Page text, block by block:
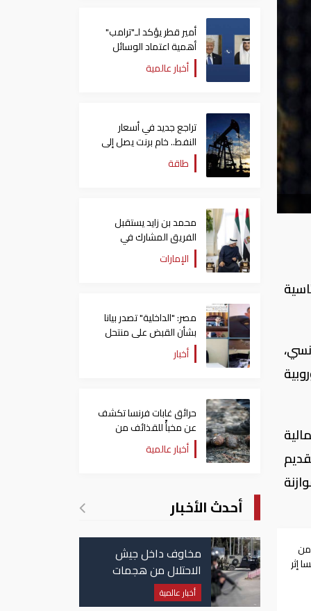
إثر
أمير قطر يؤكد لـ"ترامب"
أهمية اعتماد الوسائل
الدبلوماسية لمعالجة
القضايا
أخبار عالمية
تراجع جديد في أسعار
النفط.. خام برنت يصل إلى
80.66 دولاراً للبرميل
طاقة
محمد بن زايد يستقبل
الفريق المشارك في
ويتبادل الأحاديث الودية
الإمارات
مصر: "الداخلية" تصدر بيانا
بشأن القبض على منتحل
صفة قاضي للاستيلاء على
المواطنين
أخبار
حرائق غابات فرنسا تكشف
عن مخبأً للقذائف من
الحرب العالمية الثانية
أخبار عالمية
أحدث الأخبار
مخاوف داخل جيش
الاحتلال من هجمات
للمليشيات الإيرانية في
العراق
أخبار عالمية